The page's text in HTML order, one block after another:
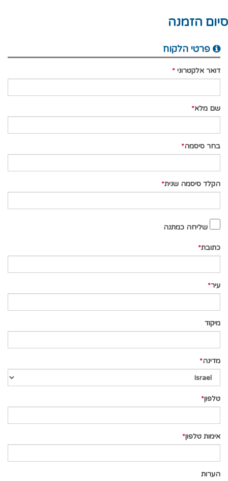
סיום הזמנה
פרטי הלקוח
דואר אלקטרוני
שם מלא
בחר סיסמה
הקלד סיסמה שנית
שליחה כמתנה
כתובת
עיר
מיקוד
מדינה
טלפון
אימות טלפון
הערות